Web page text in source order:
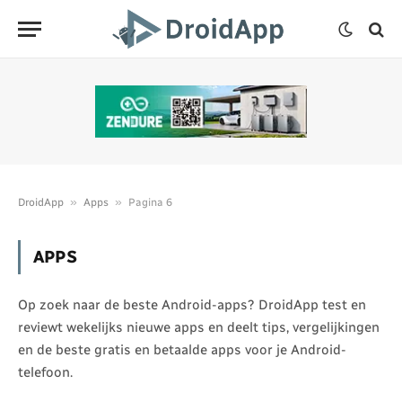
DroidApp » Apps » Pagina 6
APPS
Op zoek naar de beste Android-apps? DroidApp test en
reviewt wekelijks nieuwe apps en deelt tips, vergelijkingen
en de beste gratis en betaalde apps voor je Android-
telefoon.